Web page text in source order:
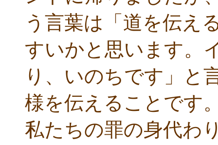
う言葉は「道を伝え
すいかと思います。
り、いのちです」と
様を伝えることです
私たちの罪の身代わ